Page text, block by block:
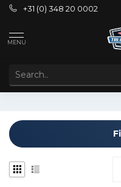
+31 (0) 348 20 0002
MENU